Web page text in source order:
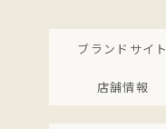
ブランドサイト
店舗情報